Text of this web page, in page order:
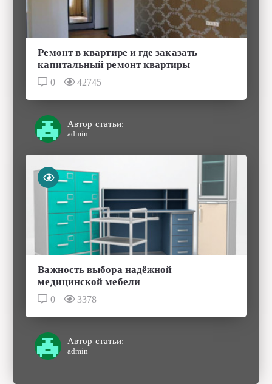
Ремонт в квартире и где заказать
капитальный ремонт квартиры
0 42745
Автор статьи:
admin
Важность выбора надёжной
медицинской мебели
0 3378
Автор статьи:
admin